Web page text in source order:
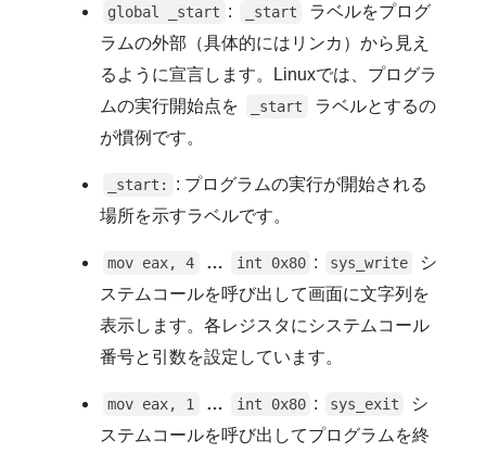
global _start : _start
ラベルをプログ
ラムの外部（具体的にはリンカ）から見え
るように宣言します。Linuxでは、プログラ
ムの実行開始点を
_start
ラベルとするの
が慣例です。
_start:
: プログラムの実行が開始される
場所を示すラベルです。
mov eax, 4 … int 0x80 : sys_write
シ
ステムコールを呼び出して画面に文字列を
表示します。各レジスタにシステムコール
番号と引数を設定しています。
mov eax, 1 … int 0x80 : sys_exit
シ
ステムコールを呼び出してプログラムを終